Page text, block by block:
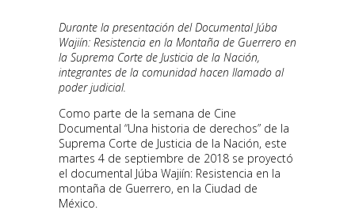
Durante la presentación del Documental Júba
Wajiín: Resistencia en la Montaña de Guerrero en
la Suprema Corte de Justicia de la Nación,
integrantes de la comunidad hacen llamado al
poder judicial.
Como parte de la semana de Cine
Documental “Una historia de derechos” de la
Suprema Corte de Justicia de la Nación, este
martes 4 de septiembre de 2018 se proyectó
el documental Júba Wajiín: Resistencia en la
montaña de Guerrero, en la Ciudad de
México.